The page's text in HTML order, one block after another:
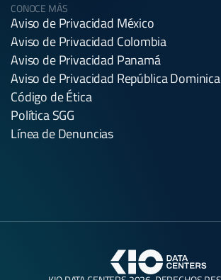
CONOCE MÁS
Aviso de Privacidad México
Aviso de Privacidad Colombia
Aviso de Privacidad Panamá
Aviso de Privacidad República
Código de Ética
Política SGG
Línea de Denuncias